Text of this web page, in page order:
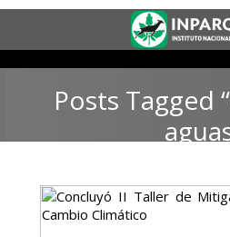
Posts Tagged